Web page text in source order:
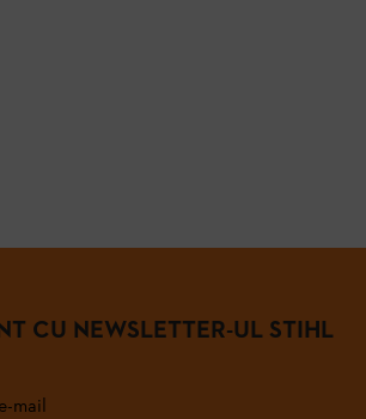
CU NEWSLETTER-UL STIHL
mail